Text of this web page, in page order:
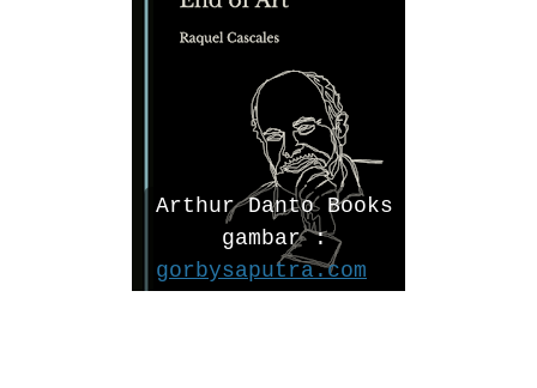
Arthur Danto Books
gambar :
gorbysaputra.com